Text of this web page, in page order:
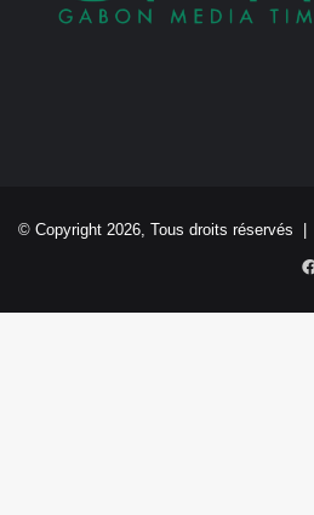
© Copyright 2026, Tous droits réservés |